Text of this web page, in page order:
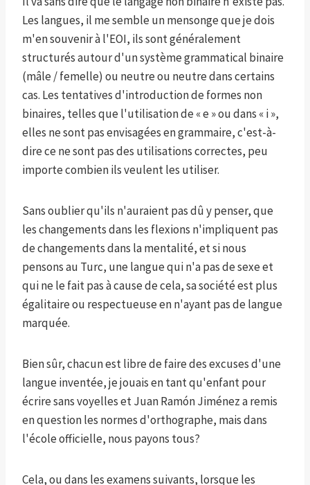
Les langues, il me semble un mensonge que je dois
m'en souvenir à l'EOI, ils sont généralement
structurés autour d'un système grammatical binaire
(mâle / femelle) ou neutre ou neutre dans certains
cas. Les tentatives d'introduction de formes non
binaires, telles que l'utilisation de « e » ou dans « i »,
elles ne sont pas envisagées en grammaire, c'est-à-
dire ce ne sont pas des utilisations correctes, peu
importe combien ils veulent les utiliser.
Sans oublier qu'ils n'auraient pas dû y penser, que
les changements dans les flexions n'impliquent pas
de changements dans la mentalité, et si nous
pensons au Turc, une langue qui n'a pas de sexe et
qui ne le fait pas à cause de cela, sa société est plus
égalitaire ou respectueuse en n'ayant pas de langue
marquée.
Bien sûr, chacun est libre de faire des excuses d'une
langue inventée, je jouais en tant qu'enfant pour
écrire sans voyelles et Juan Ramón Jiménez a remis
en question les normes d'orthographe, mais dans
l'école officielle, nous payons tous?
Cela, ou dans les examens suivants, lorsque les